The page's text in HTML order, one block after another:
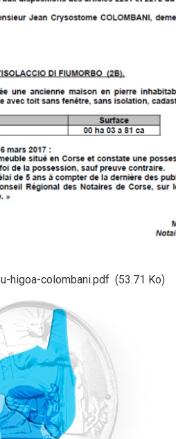
higoa-colombani.pdf (53.71 Ko)